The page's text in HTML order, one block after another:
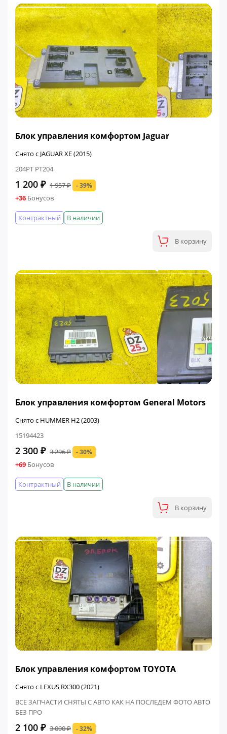
Блок управления комфортом Jaguar
Снято с JAGUAR XE (2015)
204PT PT204
1 200 ₽ 1 957 ₽ - 39%
+36 Бонусов
В наличии
Контрактный
В корзину
Блок управления комфортом General Motors
Снято с HUMMER H2 (2003)
15194423
2 300 ₽ 3 296 ₽ - 30%
+69 Бонусов
В наличии
Контрактный
В корзину
Блок управления комфортом TOYOTA
Снято с LEXUS RX300 (2021)
ВСЕ ЗАПЧАСТИ СНЯТЫ С АВТО КАК НА ПОСЛЕДЕМ ФОТО АВТО
БЕЗ ПРО
2 100 ₽ 3 090 ₽ - 32%